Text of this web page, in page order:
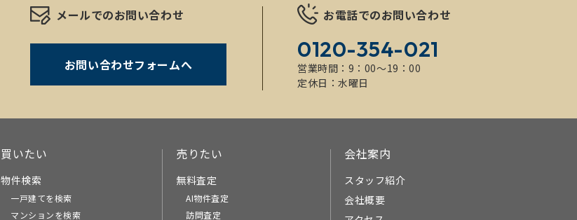
メールでのお問い合わせ
お問い合わせフォームへ
お電話でのお問い合わせ
0120-354-021
営業時間：9：00～19：00
定休日：水曜日
買いたい
物件検索
一戸建てを検索
マンションを検索
売りたい
無料査定
AI物件査定
訪問査定
会社案内
スタッフ紹介
会社概要